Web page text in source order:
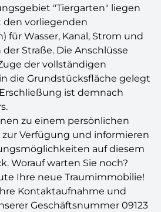
"Tiergarten" liegen
den vorliegenden
für Wasser, Kanal, Strom und
Straße. Die Anschlüsse
der vollständigen
die Grundstücksfläche gelegt
ist demnach
zu einem persönlichen
Verfügung und informieren
auf diesem
Worauf warten Sie noch?
Ihre neue Traumimmobilie!
Kontaktaufnahme und
Geschäftsnummer 09123